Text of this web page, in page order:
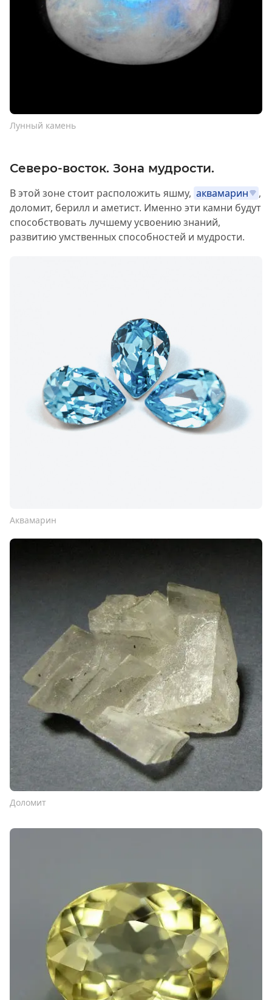
Лунный камень
Северо-восток. Зона мудрости.
В этой зоне стоит расположить яшму, аквамарин
,
доломит, берилл и аметист. Именно эти камни будут
способствовать лучшему усвоению знаний,
развитию умственных способностей и мудрости.
Аквамарин
Доломит